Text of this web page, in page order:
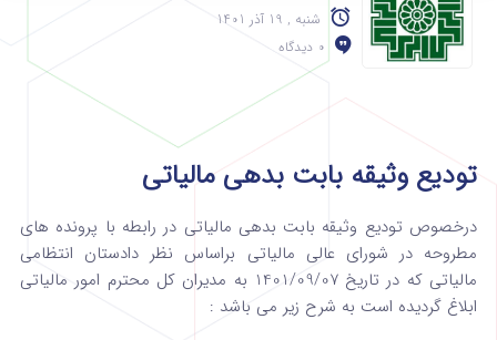
شنبه , 19 آذر 1401
0 دیدگاه
تودیع وثیقه بابت بدهی مالیاتی
درخصوص تودیع وثیقه بابت بدهی مالیاتی در رابطه با پرونده های
مطروحه در شورای عالی مالیاتی براساس نظر دادستان انتظامی
مالیاتی که در تاریخ 1401/09/07 به مدیران کل محترم امور مالیاتی
ابلاغ گردیده است به شرح زیر می باشد :